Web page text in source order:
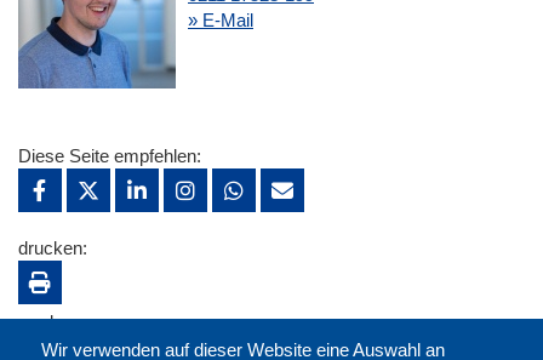
» E-Mail
Wir verwenden auf dieser Website eine Auswahl an
Diese Seite empfehlen:
drucken:
merken: